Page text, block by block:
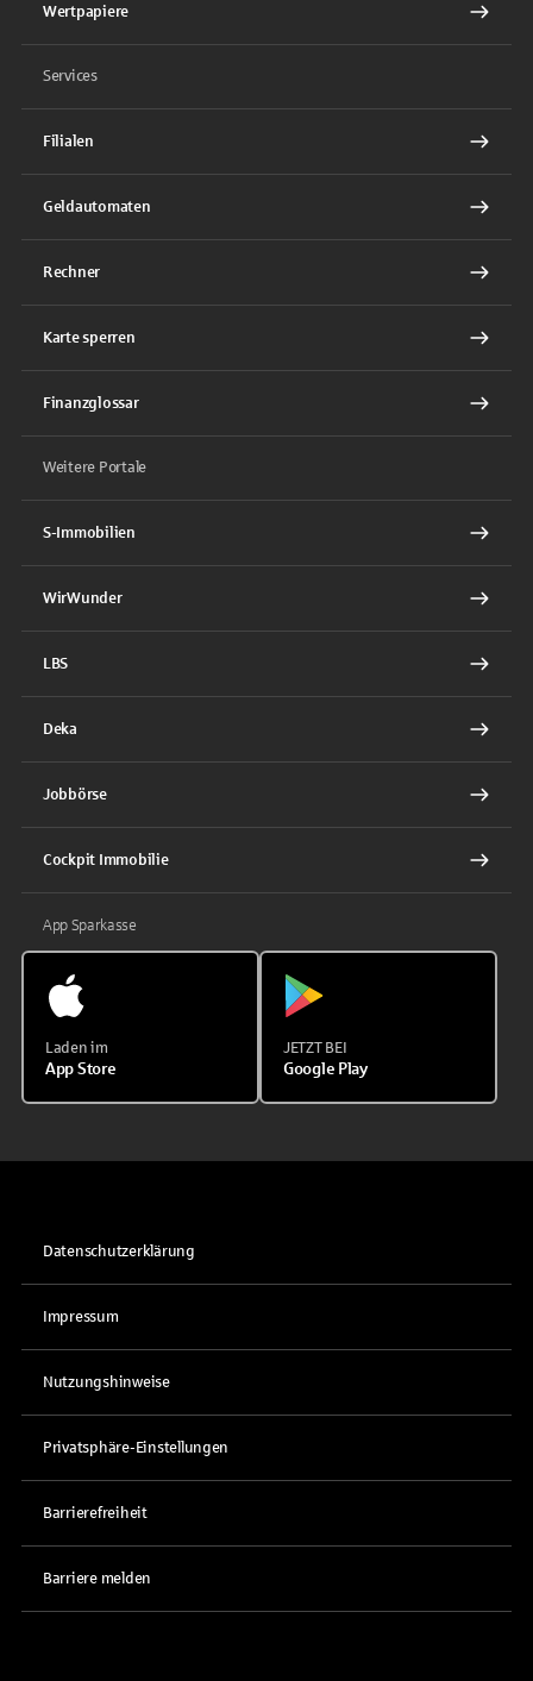
Wertpapiere
Services
Filialen
Geldautomaten
Rechner
Karte sperren
Finanzglossar
Weitere Portale
S-Immobilien
WirWunder
LBS
Deka
Jobbörse
Cockpit Immobilie
App Sparkasse
Laden im
App Store
JETZT BEI
Google Play
Datenschutzerklärung
Impressum
Nutzungshinweise
Privatsphäre-Einstellungen
Barrierefreiheit
Barriere melden